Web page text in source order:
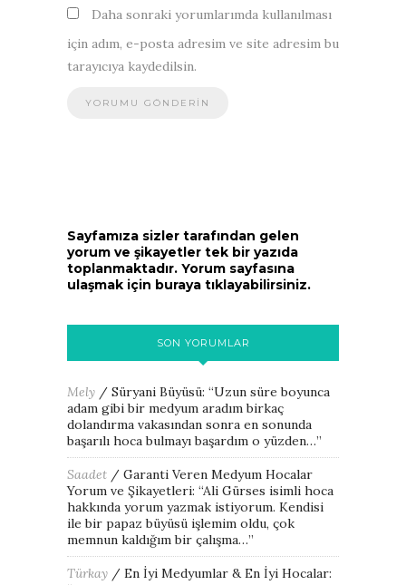
Daha sonraki yorumlarımda kullanılması
için adım, e-posta adresim ve site adresim bu
tarayıcıya kaydedilsin.
Sayfamıza sizler tarafından gelen
yorum ve şikayetler tek bir yazıda
toplanmaktadır. Yorum sayfasına
ulaşmak için buraya tıklayabilirsiniz.
SON YORUMLAR
Mely / Süryani Büyüsü: “Uzun süre boyunca
adam gibi bir medyum aradım birkaç
dolandırma vakasından sonra en sonunda
başarılı hoca bulmayı başardım o yüzden…”
Saadet / Garanti Veren Medyum Hocalar
Yorum ve Şikayetleri: “Ali Gürses isimli hoca
hakkında yorum yazmak istiyorum. Kendisi
ile bir papaz büyüsü işlemim oldu, çok
memnun kaldığım bir çalışma…”
Türkay / En İyi Medyumlar & En İyi Hocalar: